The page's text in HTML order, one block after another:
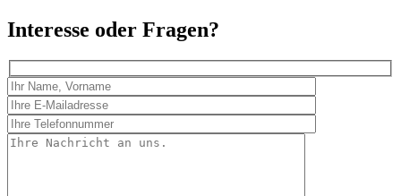
Interesse oder Fragen?